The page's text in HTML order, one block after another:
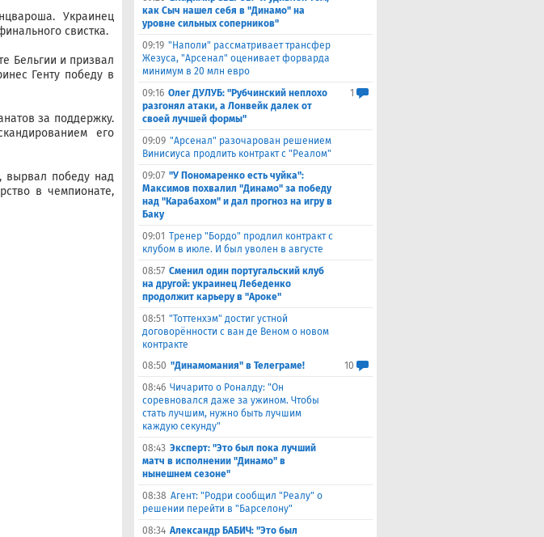
Украинец
свистка.
Бельгии и призвал
Генту победу в
за поддержку.
его
вырвал победу над
в чемпионате,
как Сыч нашел себя в "Динамо" на
уровне сильных соперников"
09:19 "Наполи" рассматривает трансфер
Жезуса, "Арсенал" оценивает форварда
минимум в 20 млн евро
09:16 Олег ДУЛУБ: "Рубчинский неплохо
разгонял атаки, а Лонвейк далек от
своей лучшей формы"
1
09:09 "Арсенал" разочарован решением
Винисиуса продлить контракт с "Реалом"
09:07 "У Пономаренко есть чуйка":
Максимов похвалил "Динамо" за победу
над "Карабахом" и дал прогноз на игру в
Баку
09:01 Тренер "Бордо" продлил контракт с
клубом в июле. И был уволен в августе
08:57 Сменил один португальский клуб
на другой: украинец Лебеденко
продолжит карьеру в "Ароке"
08:51 "Тоттенхэм" достиг устной
договорённости с ван де Веном о новом
контракте
08:50 "Динамомания" в Телеграме!
10
08:46 Чичарито о Роналду: "Он
соревновался даже за ужином. Чтобы
стать лучшим, нужно быть лучшим
каждую секунду"
08:43 Эксперт: "Это был пока лучший
матч в исполнении "Динамо" в
нынешнем сезоне"
08:38 Агент: "Родри сообщил "Реалу" о
решении перейти в "Барселону"
08:34 Александр БАБИЧ: "Это был